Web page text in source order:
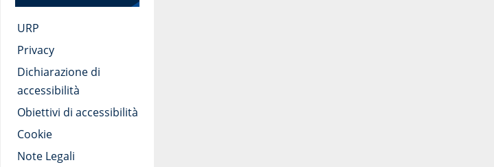
URP
Privacy
Dichiarazione di
accessibilità
Obiettivi di accessibilità
Cookie
Note Legali